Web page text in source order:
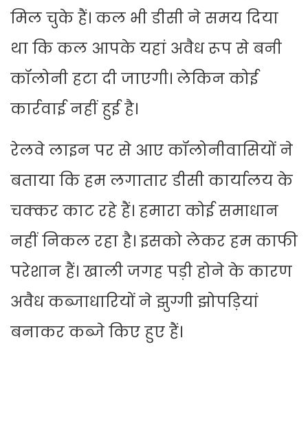
मिल चुके हैं। कल भी डीसी ने समय दिया
था कि कल आपके यहां अवैध रूप से बनी
कॉलोनी हटा दी जाएगी। लेकिन कोई
कार्रवाई नहीं हुई है।
रेलवे लाइन पर से आए कॉलोनीवासियों ने
बताया कि हम लगातार डीसी कार्यालय के
चक्कर काट रहे हैं। हमारा कोई समाधान
नहीं निकल रहा है। इसको लेकर हम काफी
परेशान हैं। खाली जगह पड़ी होने के कारण
अवैध कब्जाधारियों ने झुग्गी झोपड़ियां
बनाकर कब्जे किए हुए हैं।